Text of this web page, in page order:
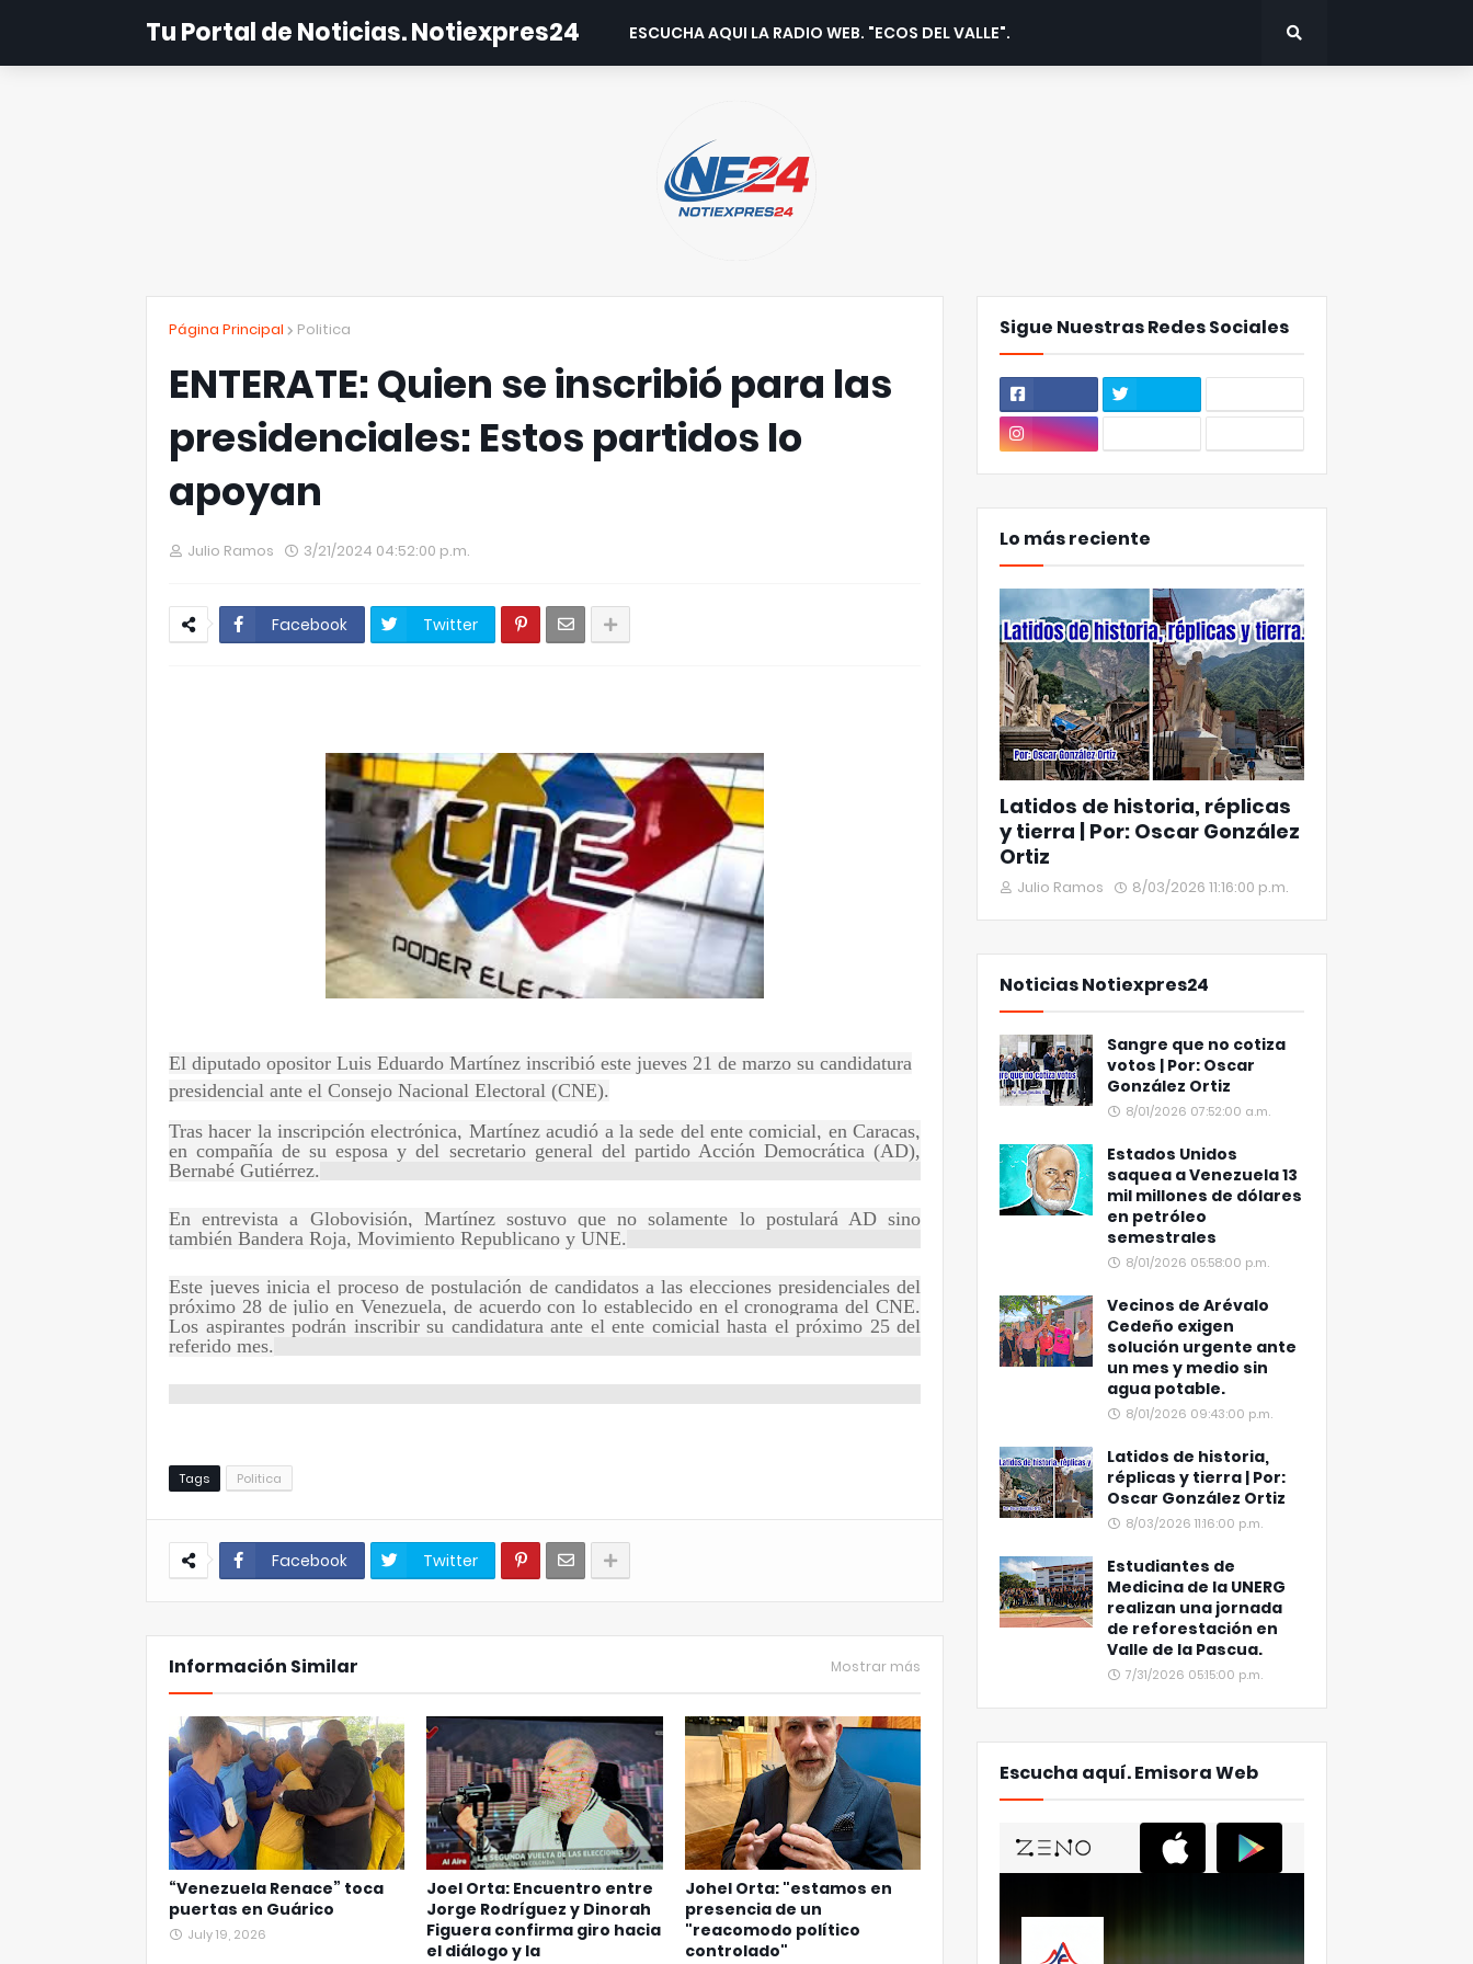
Tu Portal de Noticias. Notiexpres24 ESCUCHA AQUI LA RADIO WEB. "ECOS DEL VALLE".
Página Principal Politica
ENTERATE: Quien se inscribió para las
presidenciales: Estos partidos lo
apoyan
Julio Ramos 3/21/2024 04:52:00 p.m.
Facebook Twitter
El diputado opositor Luis Eduardo Martínez inscribió este jueves 21 de marzo su candidatura
presidencial ante el Consejo Nacional Electoral (CNE).
Tras hacer la inscripción electrónica, Martínez acudió a la sede del ente comicial, en Caracas,
en compañía de su esposa y del secretario general del partido Acción Democrática (AD),
Bernabé Gutiérrez.
En entrevista a Globovisión, Martínez sostuvo que no solamente lo postulará AD sino
también Bandera Roja, Movimiento Republicano y UNE.
Este jueves inicia el proceso de postulación de candidatos a las elecciones presidenciales del
próximo 28 de julio en Venezuela, de acuerdo con lo establecido en el cronograma del CNE.
Los aspirantes podrán inscribir su candidatura ante el ente comicial hasta el próximo 25 del
referido mes.
Tags Politica
Facebook Twitter
Información Similar Mostrar más
“Venezuela Renace” toca
puertas en Guárico
July 19, 2026
Joel Orta: Encuentro entre
Jorge Rodríguez y Dinorah
Figuera confirma giro hacia
el diálogo y la
Johel Orta: "estamos en
presencia de un
"reacomodo político
controlado"
Sigue Nuestras Redes Sociales
Lo más reciente
Latidos de historia, réplicas
y tierra | Por: Oscar González
Ortiz
Julio Ramos 8/03/2026 11:16:00 p.m.
Noticias Notiexpres24
Sangre que no cotiza
votos | Por: Oscar
González Ortiz
8/01/2026 07:52:00 a.m.
Estados Unidos
saquea a Venezuela 13
mil millones de dólares
en petróleo
semestrales
8/01/2026 05:58:00 p.m.
Vecinos de Arévalo
Cedeño exigen
solución urgente ante
un mes y medio sin
agua potable.
8/01/2026 09:43:00 p.m.
Latidos de historia,
réplicas y tierra | Por:
Oscar González Ortiz
8/03/2026 11:16:00 p.m.
Estudiantes de
Medicina de la UNERG
realizan una jornada
de reforestación en
Valle de la Pascua.
7/31/2026 05:15:00 p.m.
Escucha aquí. Emisora Web